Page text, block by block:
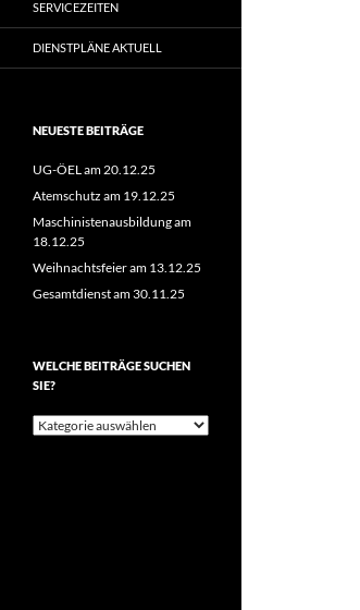
SERVICEZEITEN
DIENSTPLÄNE AKTUELL
NEUESTE BEITRÄGE
UG-ÖEL am 20.12.25
Atemschutz am 19.12.25
Maschinistenausbildung am
18.12.25
Weihnachtsfeier am 13.12.25
Gesamtdienst am 30.11.25
WELCHE BEITRÄGE SUCHEN
SIE?
Welche